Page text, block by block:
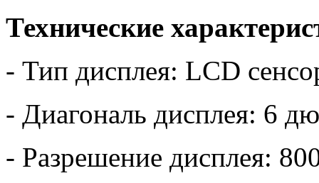
Технические
- Тип дисплея: LCD
- Диагональ дисплея: 6
- Разрешение дисплея: